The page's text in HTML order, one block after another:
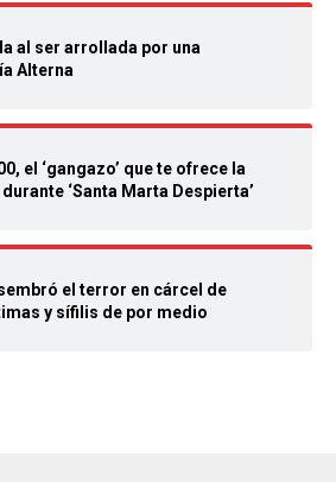
al ser arrollada por una
Alterna
el ‘gangazo’ que te ofrece la
durante ‘Santa Marta Despierta’
el terror en cárcel de
y sífilis de por medio